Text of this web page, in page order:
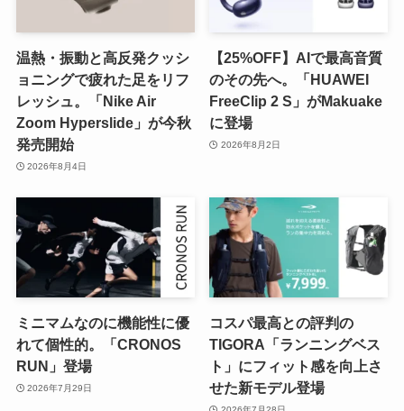
温熱・振動と高反発クッシ
ョニングで疲れた足をリフ
レッシュ。「Nike Air
Zoom Hyperslide」が今秋
発売開始
2026年8月4日
【25%OFF】AIで最高音質
のその先へ。「HUAWEI
FreeClip 2 S」がMakuake
に登場
2026年8月2日
ミニマムなのに機能性に優
れて個性的。「CRONOS
RUN」登場
2026年7月29日
コスパ最高との評判の
TIGORA「ランニングベス
ト」にフィット感を向上さ
せた新モデル登場